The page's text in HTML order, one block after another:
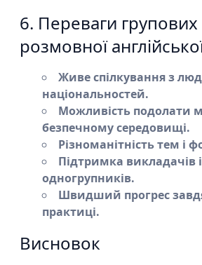
6. Переваги групових
розмовної
Живе спілкування з
національностей.
Можливість подолати
безпечному середовищі.
Різноманітність тем і
Підтримка викладачів і
одногрупників.
Швидший прогрес
практиці.
Висновок